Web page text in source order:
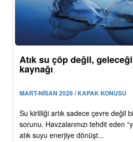
Atık su çöp değil,
kaynağı
MART-NİSAN 2026 / KAPAK KONUSU
Su kirliliği artık sadece çevre değil
sorunu. Havzalarımızı tehdit eden
atık suyu enerjiye dönüşt...